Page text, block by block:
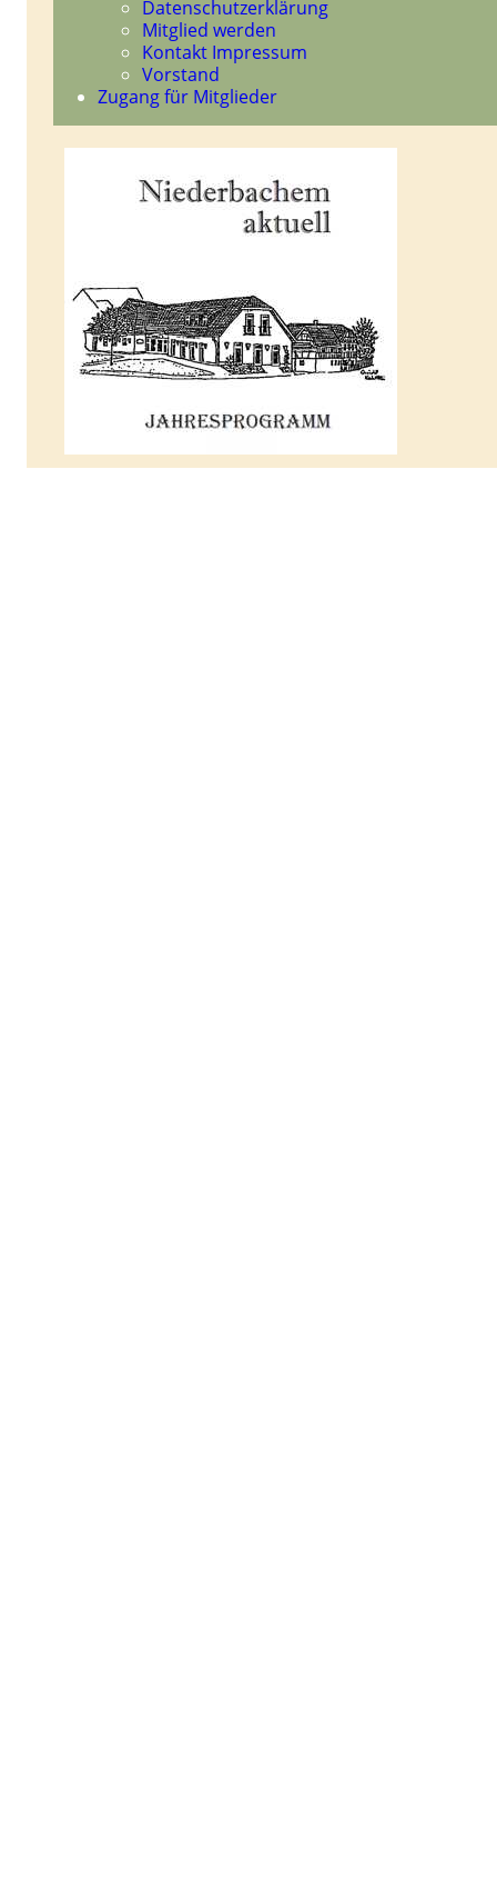
Datenschutzerklärung
Mitglied werden
Kontakt Impressum
Vorstand
Zugang für Mitglieder